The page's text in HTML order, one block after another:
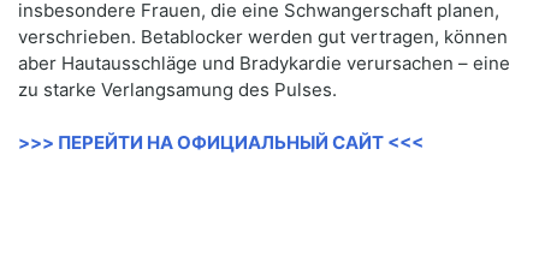
insbesondere Frauen, die eine Schwangerschaft planen,
verschrieben. Betablocker werden gut vertragen, können
aber Hautausschläge und Bradykardie verursachen – eine
zu starke Verlangsamung des Pulses.
>>> ПЕРЕЙТИ НА ОФИЦИАЛЬНЫЙ САЙТ <<<